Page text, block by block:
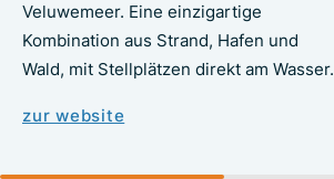
Veluwemeer. Eine einzigartige
Kombination aus Strand, Hafen und
Wald, mit Stellplätzen direkt am Wasser.
zur website